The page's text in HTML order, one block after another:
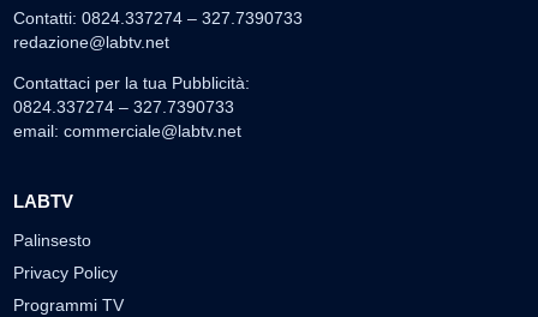
Contatti: 0824.337274 – 327.7390733
redazione@labtv.net
Contattaci per la tua Pubblicità:
0824.337274 – 327.7390733
email: commerciale@labtv.net
LABTV
Palinsesto
Privacy Policy
Programmi TV